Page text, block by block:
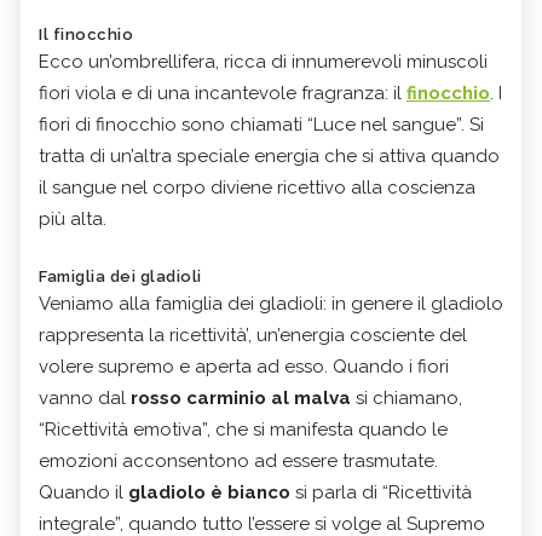
Il finocchio
Ecco un’ombrellifera, ricca di innumerevoli minuscoli
fiori viola e di una incantevole fragranza: il finocchio. I
fiori di finocchio sono chiamati “Luce nel sangue”. Si
tratta di un’altra speciale energia che si attiva quando
il sangue nel corpo diviene ricettivo alla coscienza
più alta.
Famiglia dei gladioli
Veniamo alla famiglia dei gladioli: in genere il gladiolo
rappresenta la ricettività’, un’energia cosciente del
volere supremo e aperta ad esso. Quando i fiori
vanno dal rosso carminio al malva si chiamano,
“Ricettività emotiva”, che si manifesta quando le
emozioni acconsentono ad essere trasmutate.
Quando il gladiolo è bianco si parla di “Ricettività
integrale”, quando tutto l’essere si volge al Supremo